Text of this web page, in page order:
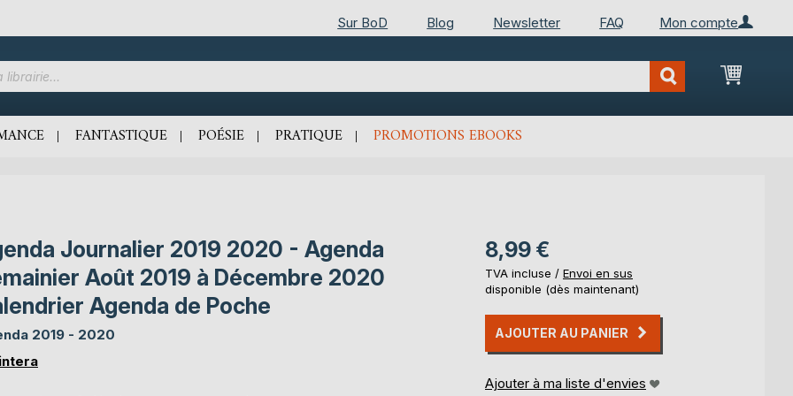
Mon compte
Sur BoD Blog Newsletter FAQ
Mon
FANTASTIQUE POÉSIE PRATIQUE PROMOTIONS EBOOKS
Journalier 2019 2020 - Agenda
Août 2019 à Décembre 2020
Agenda de Poche
2019 - 2020
8,99 €
TVA incluse / Envoi en sus
disponible (dès maintenant)
AJOUTER AU PANIER
Ajouter à ma liste d'envies